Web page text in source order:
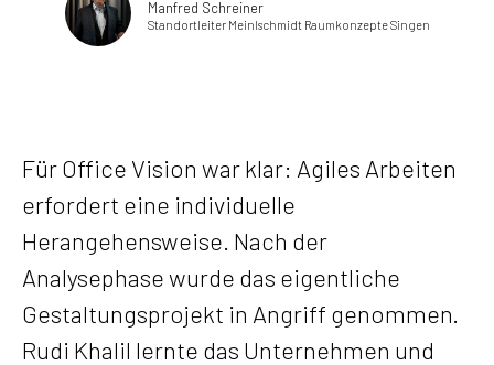
Manfred Schreiner
Standortleiter Meinlschmidt Raumkonzepte Singen
Für Office Vision war klar: Agiles Arbeiten
erfordert eine individuelle
Herangehensweise. Nach der
Analysephase wurde das eigentliche
Gestaltungsprojekt in Angriff genommen.
Rudi Khalil lernte das Unternehmen und